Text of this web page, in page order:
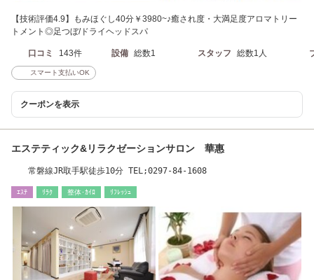
【技術評価4.9】もみほぐし40分￥3980~♪癒され度・大満足度アロマトリー
トメント◎足つぼ/ドライヘッドスパ
口コミ 143件 設備 総数1 スタッフ 総数1人
スマート支払いOK
クーポンを表示
エステティック&リラクゼーションサロン 華惠
常磐線JR取手駅徒歩10分 TEL;0297-84-1608
ｴｽﾃ ﾘﾗｸ 整体･ｶｲﾛ ﾘﾌﾚｯｼｭ